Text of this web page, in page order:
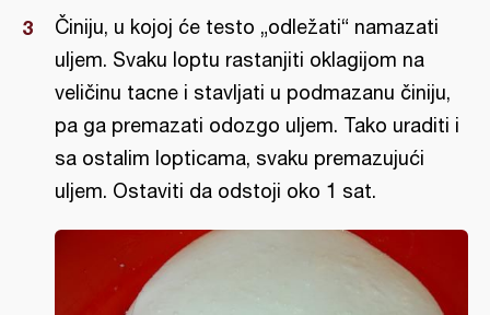
Činiju, u kojoj će testo „odležati“ namazati
uljem. Svaku loptu rastanjiti oklagijom na
veličinu tacne i stavljati u podmazanu činiju,
pa ga premazati odozgo uljem. Tako uraditi i
sa ostalim lopticama, svaku premazujući
uljem. Ostaviti da odstoji oko 1 sat.